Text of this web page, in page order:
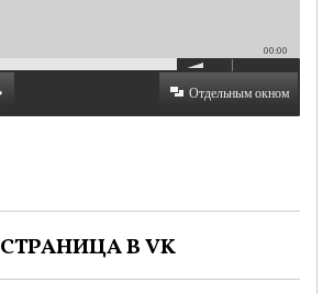
00:00
Отдельным окном
СТРАНИЦА В VK